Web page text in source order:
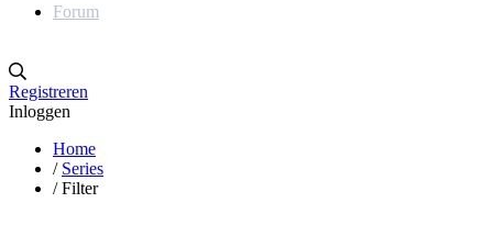
Forum
Registreren
Inloggen
Home
/ Series
/ Filter